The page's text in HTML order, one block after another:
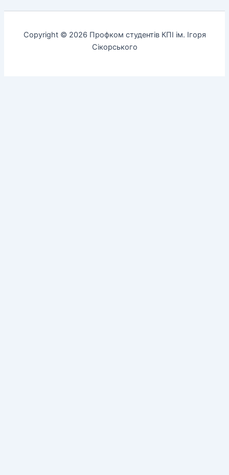
Copyright © 2026 Профком студентів КПІ ім. Ігоря
Сікорського